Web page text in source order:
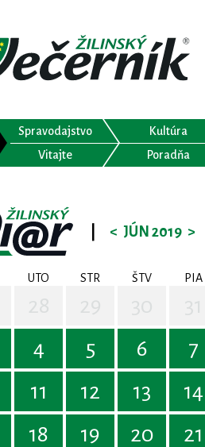
Spravodajstvo Kultúra
Vitajte
Poradňa
< JÚN 2019 >
UTO STR ŠTV PIA
4 5 6 7
11 12 13 14
18 19 20 21